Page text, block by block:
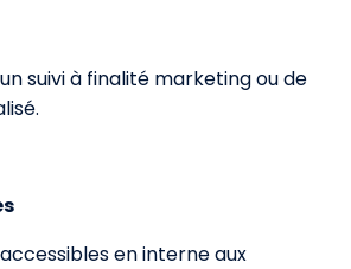
suivi à finalité marketing ou de
en interne aux